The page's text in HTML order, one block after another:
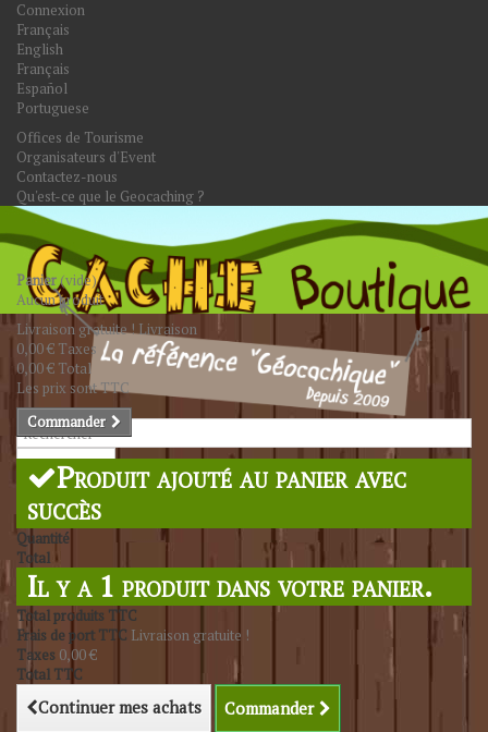
Connexion
Français
English
Français
Español
Portuguese
Offices de Tourisme
Organisateurs d'Event
Contactez-nous
Qu'est-ce que le Geocaching ?
Rechercher
Panier(vide)
Aucun produit
Livraison gratuite !Livraison
0,00 € Taxes
0,00 € Total
Les prix sont TTC
Commander
Produit ajouté au panier avec
succès
Quantité
Total
Il y a 1 produit dans votre panier.
Total produits TTC
Frais de port TTC Livraison gratuite !
Taxes 0,00 €
Total TTC
Continuer mes achats Commander